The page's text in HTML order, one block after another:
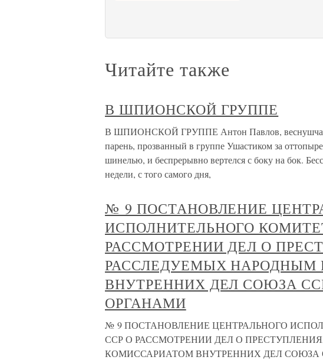
Читайте также
В ШПИОНСКОЙ ГРУППЕ
В ШПИОНСКОЙ ГРУППЕ Антон Павлов,
парень, прозванный в группе Ушастиком за
шинелью, и беспрерывно вертелся с боку на бок.
недели, с того самого дня,
№ 9 ПОСТАНОВЛЕНИЕ
ИСПОЛНИТЕЛЬНОГО
РАССМОТРЕНИИ ДЕЛ О
РАССЛЕДУЕМЫХ НАРОДНЫМ
ВНУТРЕННИХ ДЕЛ СОЮЗА
ОРГАНАМИ
№ 9 ПОСТАНОВЛЕНИЕ ЦЕНТРАЛЬНОГО
ССР О РАССМОТРЕНИИ ДЕЛ О
КОМИССАРИАТОМ ВНУТРЕННИХ ДЕЛ